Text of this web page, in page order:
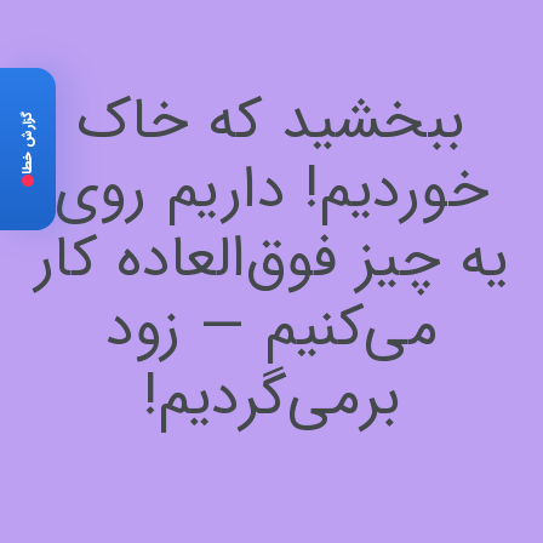
ببخشید که خاک
خوردیم! داریم روی
یه چیز فوق‌العاده کار
می‌کنیم — زود
برمی‌گردیم!
گزارش خطا